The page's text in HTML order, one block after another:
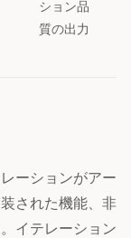
ション品
質の出力
ーションがアー
された機能、非
イテレーション